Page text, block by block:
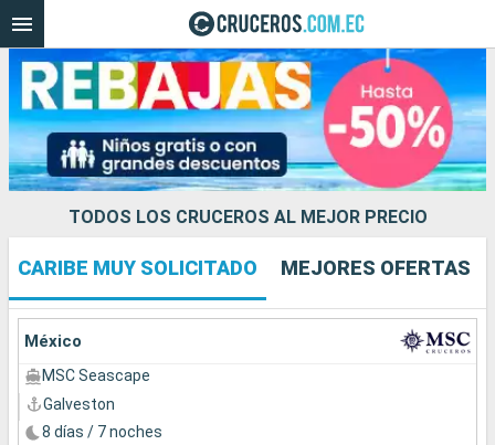
Fecha de salida
TODOS LOS CRUCEROS AL MEJOR PRECIO
CARIBE MUY SOLICITADO MEJORES OFERTAS
México
MSC Seascape
Galveston
8 días / 7 noches